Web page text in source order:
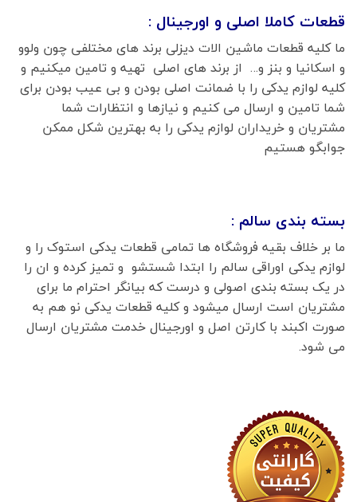
قطعات کاملا اصلی و اورجینال :
ما کلیه قطعات ماشین الات دیزلی برند های مختلفی چون ولوو
و اسکانیا و بنز و… از برند های اصلی تهیه و تامین میکنیم و
کلیه لوازم یدکی را با ضمانت اصلی بودن و بی عیب بودن برای
شما تامین و ارسال می کنیم و نیازها و انتظارات شما
مشتریان و خریداران لوازم یدکی را به بهترین شکل ممکن
جوابگو هستیم
بسته بندی سالم :
ما بر خلاف بقیه فروشگاه ها تمامی قطعات یدکی استوک را و
لوازم یدکی اوراقی سالم را ابتدا شستشو و تمیز کرده و ان را
در یک بسته بندی اصولی و درست که بیانگر احترام ما برای
مشتریان است ارسال میشود و کلیه قطعات یدکی نو هم به
صورت اکبند با کارتن اصل و اورجینال خدمت مشتریان ارسال
می شود.